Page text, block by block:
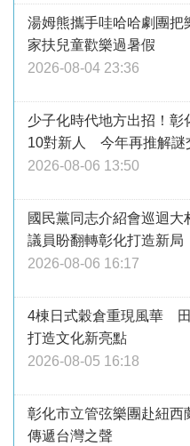
湯姆熊攜手哇哈哈劇團
家扶兒童歡樂過暑假
2026-08-04 23:36
少子化時代地方出招！彰
10對新人 今年再推解謎
2026-08-06 13:50
國民黨同志介紹會巡迴
議員盼翻轉彰化打造新局
2026-08-06 16:17
4棟日式穀倉重現風華
打造文化新亮點
2026-08-05 16:18
彰化市立管弦樂團赴紐
傳遞台灣之聲